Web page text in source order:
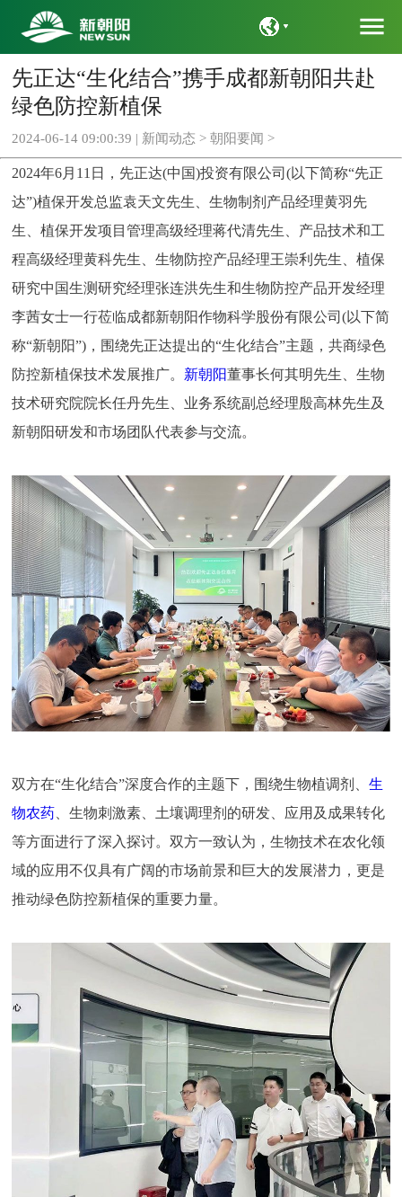
语言
menu
先正达“生化结合”携手成都新朝阳共赴
绿色防控新植保
2024-06-14 09:00:39 | 新闻动态 > 朝阳要闻 >
2024年6月11日，先正达(中国)投资有限公司(以下简称“先正
达”)植保开发总监袁天文先生、生物制剂产品经理黄羽先
生、植保开发项目管理高级经理蒋代清先生、产品技术和工
程高级经理黄科先生、生物防控产品经理王崇利先生、植保
研究中国生测研究经理张连洪先生和生物防控产品开发经理
李茜女士一行莅临成都新朝阳作物科学股份有限公司(以下简
称“新朝阳”)，围绕先正达提出的“生化结合”主题，共商绿色
防控新植保技术发展推广。 新朝阳董事长何其明先生、生物
技术研究院院长任丹先生、业务系统副总经理殷高林先生及
新朝阳研发和市场团队代表参与交流。
双方在“生化结合”深度合作的主题下，围绕生物植调剂、 生
物农药、生物刺激素、土壤调理剂的研发、应用及成果转化
等方面进行了深入探讨。双方一致认为，生物技术在农化领
域的应用不仅具有广阔的市场前景和巨大的发展潜力，更是
推动绿色防控新植保的重要力量。